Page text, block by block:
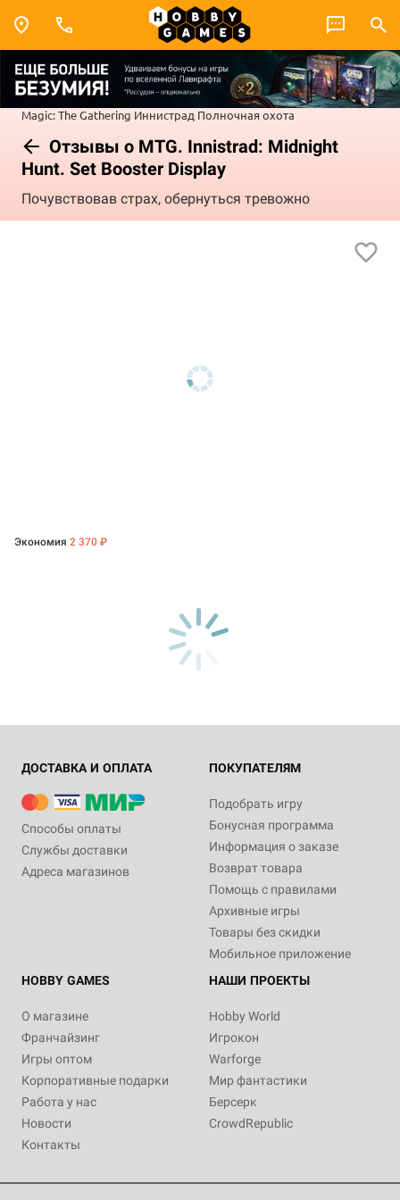
Magic: The Gathering Иннистрад Полночная охота
Отзывы о MTG. Innistrad: Midnight
Hunt. Set Booster Display
Почувствовав страх, обернуться тревожно
Экономия 2 370 ₽
ДОСТАВКА И ОПЛАТА
Способы оплаты
Службы доставки
Адреса магазинов
ПОКУПАТЕЛЯМ
Подобрать игру
Бонусная программа
Информация о заказе
Возврат товара
Помощь с правилами
Архивные игры
Товары без скидки
Мобильное приложение
HOBBY GAMES
О магазине
Франчайзинг
Игры оптом
Корпоративные подарки
Работа у нас
Новости
Контакты
НАШИ ПРОЕКТЫ
Hobby World
Игрокон
Warforge
Мир фантастики
Берсерк
CrowdRepublic